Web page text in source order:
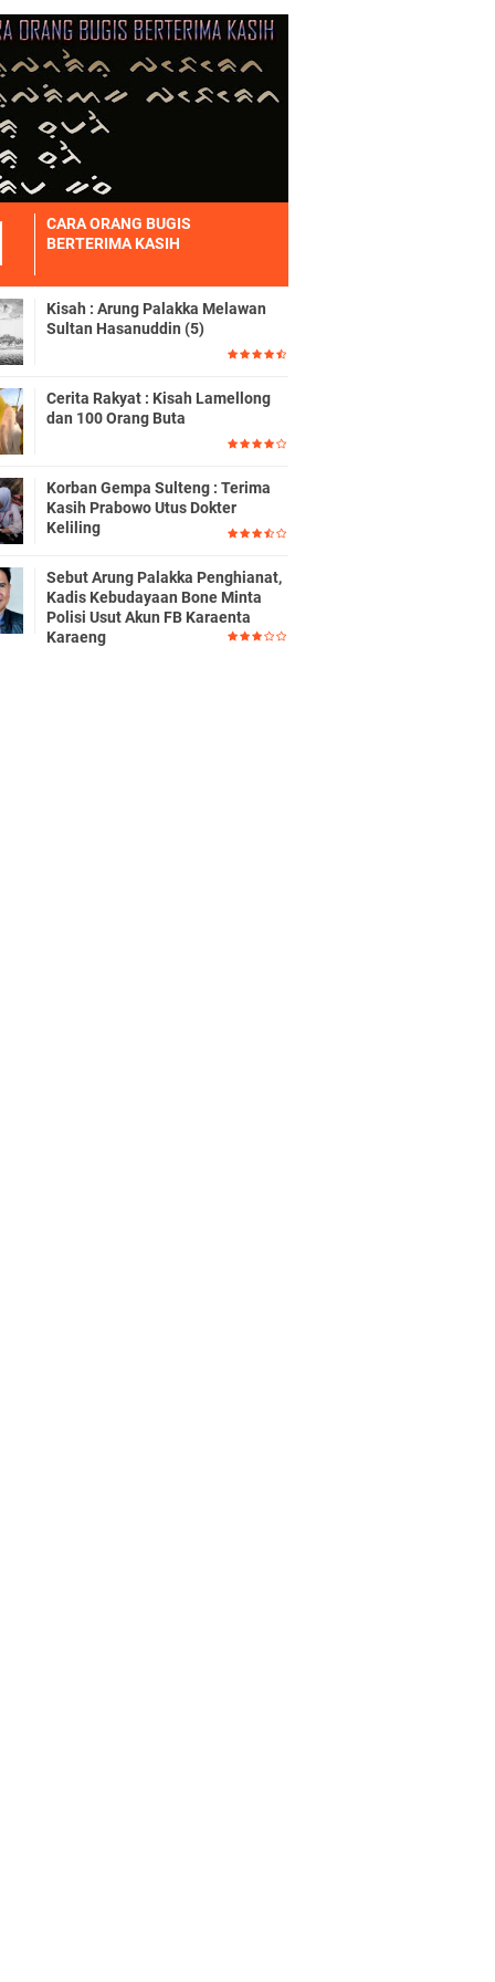
CARA ORANG BUGIS
BERTERIMA KASIH
Kisah : Arung Palakka Melawan
Sultan Hasanuddin (5)
Cerita Rakyat : Kisah Lamellong
dan 100 Orang Buta
Korban Gempa Sulteng : Terima
Kasih Prabowo Utus Dokter
Keliling
Sebut Arung Palakka Penghianat,
Kadis Kebudayaan Bone Minta
Polisi Usut Akun FB Karaenta
Karaeng